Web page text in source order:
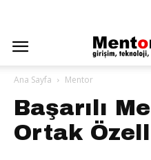
Ana Sayfa Mentor
Başarılı
Ortak